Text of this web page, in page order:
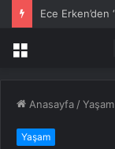
Menü
Anasayfa /Yaşam
Yaşam